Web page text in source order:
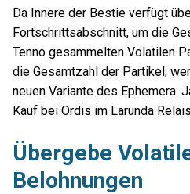
Da Innere der Bestie verfügt
Fortschrittsabschnitt, um die
Tenno gesammelten Volatilen
die Gesamtzahl der Partikel,
neuen Variante des Ephemera:
Kauf bei Ordis im Larunda
Übergebe
Belohnungen